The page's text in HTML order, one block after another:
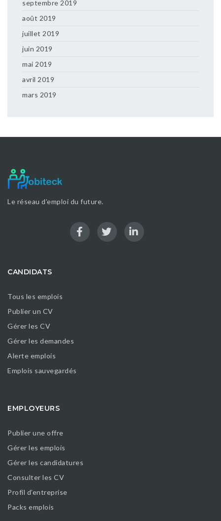
septembre 2019
août 2019
juillet 2019
juin 2019
mai 2019
avril 2019
mars 2019
Le réseau d’emploi du future.
CANDIDATS
Tous les emplois
Publier un CV
Gérer les CV
Gérer les demandes
Alerte emplois
Emplois sauvegardés
EMPLOYEURS
Publier une offre
Gérer les emplois
Gérer les candidatures
Consulter les CV
Profil d’entreprise
Packs emplois